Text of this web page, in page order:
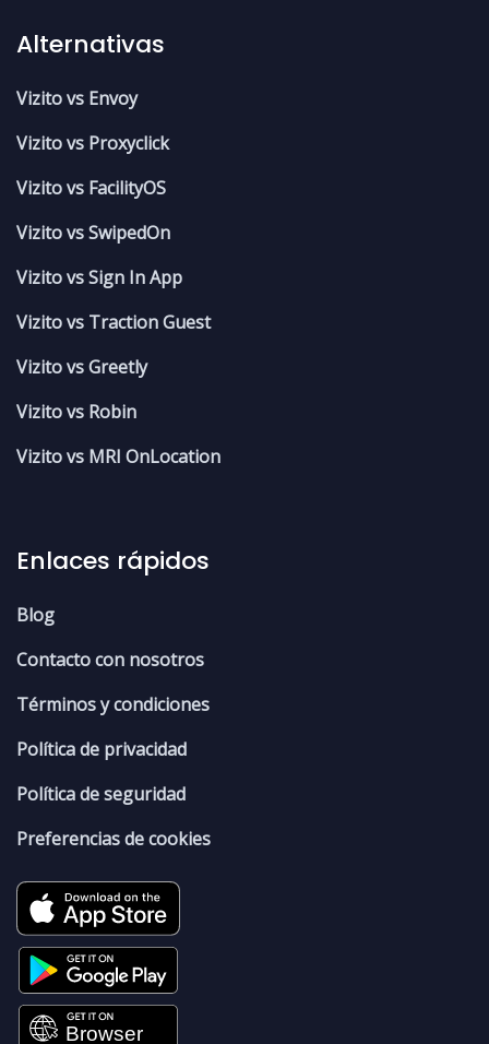
Alternativas
Vizito vs Envoy
Vizito vs Proxyclick
Vizito vs FacilityOS
Vizito vs SwipedOn
Vizito vs Sign In App
Vizito vs Traction Guest
Vizito vs Greetly
Vizito vs Robin
Vizito vs MRI OnLocation
Enlaces rápidos
Blog
Contacto con nosotros
Términos y condiciones
Política de privacidad
Política de seguridad
Preferencias de cookies